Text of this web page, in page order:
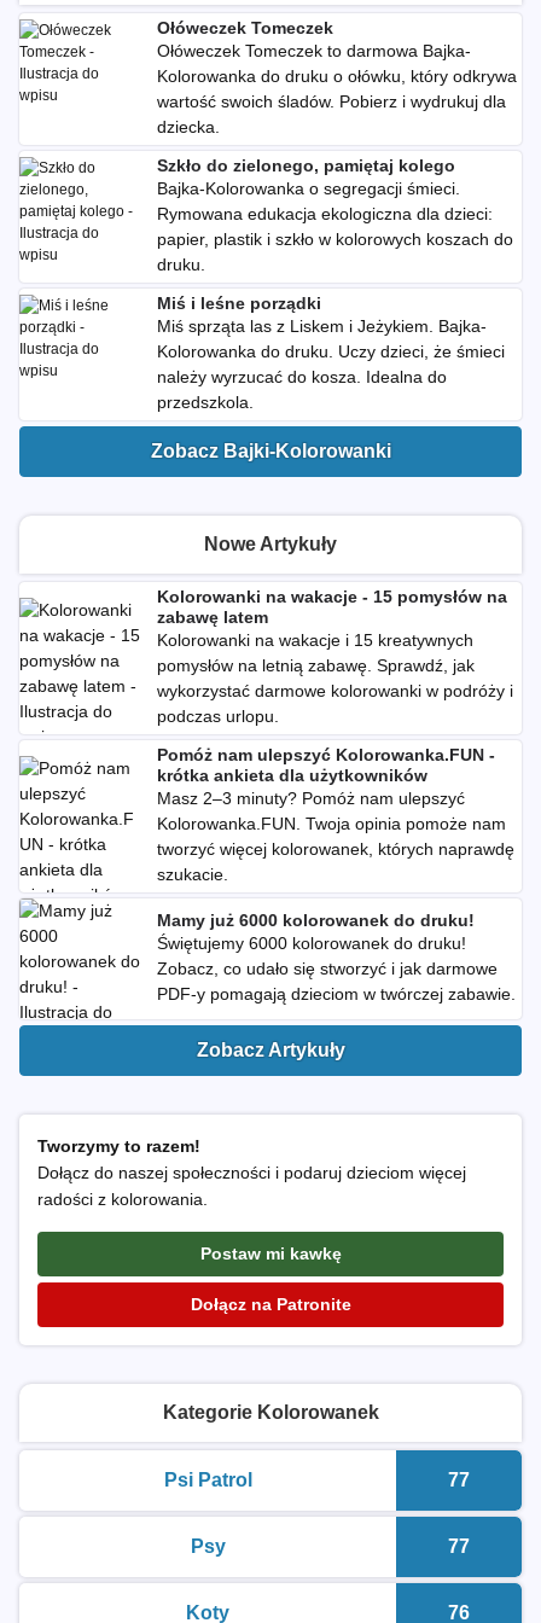
Ołóweczek Tomeczek
Ołóweczek Tomeczek to darmowa Bajka-
Kolorowanka do druku o ołówku, który odkrywa
wartość swoich śladów. Pobierz i wydrukuj dla
dziecka.
Szkło do zielonego, pamiętaj kolego
Bajka-Kolorowanka o segregacji śmieci.
Rymowana edukacja ekologiczna dla dzieci:
papier, plastik i szkło w kolorowych koszach do
druku.
Miś i leśne porządki
Miś sprząta las z Liskem i Jeżykiem. Bajka-
Kolorowanka do druku. Uczy dzieci, że śmieci
należy wyrzucać do kosza. Idealna do
przedszkola.
Zobacz Bajki-Kolorowanki
Nowe Artykuły
Kolorowanki na wakacje - 15 pomysłów na
zabawę latem
Kolorowanki na wakacje i 15 kreatywnych
pomysłów na letnią zabawę. Sprawdź, jak
wykorzystać darmowe kolorowanki w podróży i
podczas urlopu.
Pomóż nam ulepszyć Kolorowanka.FUN -
krótka ankieta dla użytkowników
Masz 2–3 minuty? Pomóż nam ulepszyć
Kolorowanka.FUN. Twoja opinia pomoże nam
tworzyć więcej kolorowanek, których naprawdę
szukacie.
Mamy już 6000 kolorowanek do druku!
Świętujemy 6000 kolorowanek do druku!
Zobacz, co udało się stworzyć i jak darmowe
PDF-y pomagają dzieciom w twórczej zabawie.
Zobacz Artykuły
Tworzymy to razem!
Dołącz do naszej społeczności i podaruj dzieciom więcej
radości z kolorowania.
Postaw mi kawkę
Dołącz na Patronite
Kategorie Kolorowanek
Psi Patrol
kolorowanki do druku Liczba
77
Psy
kolorowanki do druku Liczba
77
Koty 76